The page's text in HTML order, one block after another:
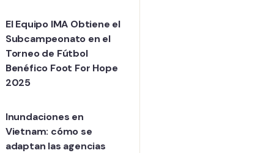
El Equipo IMA Obtiene el
Subcampeonato en el
Torneo de Fútbol
Benéfico Foot For Hope
2025
Inundaciones en
Vietnam: cómo se
adaptan las agencias